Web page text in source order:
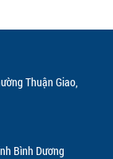
Thuận Giao,
Bình Dương